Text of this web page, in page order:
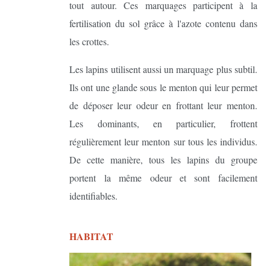
tout autour. Ces marquages participent à la
fertilisation du sol grâce à l'azote contenu dans
les crottes.
Les lapins utilisent aussi un marquage plus subtil.
Ils ont une glande sous le menton qui leur permet
de déposer leur odeur en frottant leur menton.
Les dominants, en particulier, frottent
régulièrement leur menton sur tous les individus.
De cette manière, tous les lapins du groupe
portent la même odeur et sont facilement
identifiables.
HABITAT